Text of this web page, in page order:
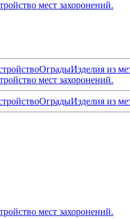
мест захоронений.
ОградыИзделия из
мест захоронений.
ОградыИзделия из
мест захоронений.